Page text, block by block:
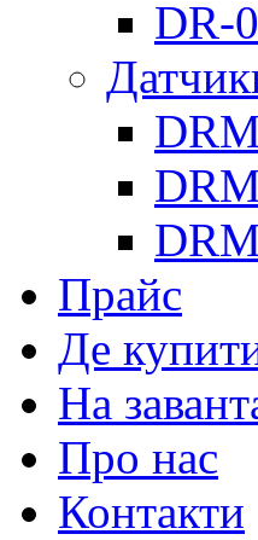
DR-
Прайс
Де
На
Про нас
Контакти